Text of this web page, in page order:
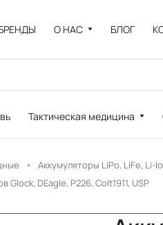
О НАС БЛОГ
Тактическая медицина
Аккумуляторы LiPo, LiFe, Li-
DEagle, P226, Colt1911, USP